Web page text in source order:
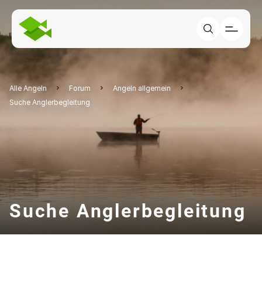
Alle Angeln Forum
Angeln allgemein
Suche Anglerbegleitung
Suche Anglerbegleitung